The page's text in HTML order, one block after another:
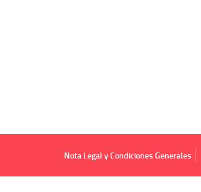
Nota Legal y Condiciones Generales